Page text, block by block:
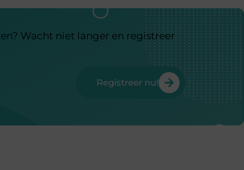
Wacht niet langer en registreer
Registreer nu!